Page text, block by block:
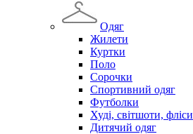
Одяг
Жилети
Куртки
Поло
Сорочки
Спортивний одяг
Футболки
Худі, світшоти, фліси
Дитячий одяг